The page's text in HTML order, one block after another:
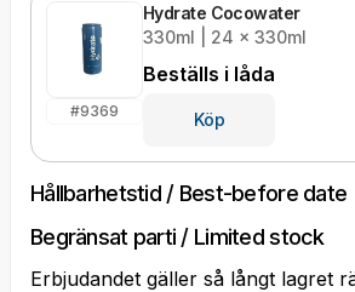
#9369
Hydrate Cocowater
330ml | 24 x 330ml
Beställs i låda
Köp
Hållbarhetstid / Best-before
Begränsat parti / Limited stock
Erbjudandet gäller så långt lagret